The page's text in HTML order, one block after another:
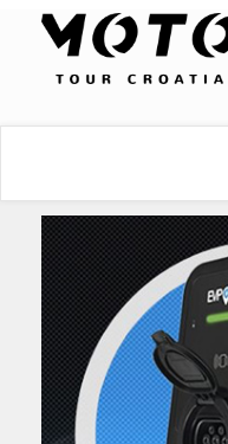
UmPaDrum
Moto servisi
Impressum
Damir Žerić - ELPASSO
Dario Dinter - Moto TOZ
Igor Kreč - UmPaDrum
Igor Kukec Brmbi
Moto putopisi